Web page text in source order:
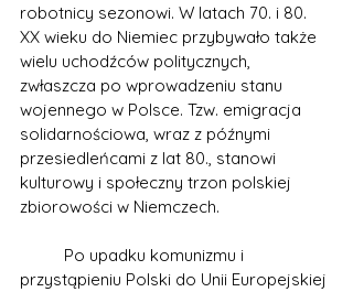
robotnicy sezonowi. W latach 70. i 80.
XX wieku do Niemiec przybywało także
wielu uchodźców politycznych,
zwłaszcza po wprowadzeniu stanu
wojennego w Polsce. Tzw. emigracja
solidarnościowa, wraz z późnymi
przesiedleńcami z lat 80., stanowi
kulturowy i społeczny trzon polskiej
zbiorowości w Niemczech.
przystąpieniu Polski do Unii Europejskiej